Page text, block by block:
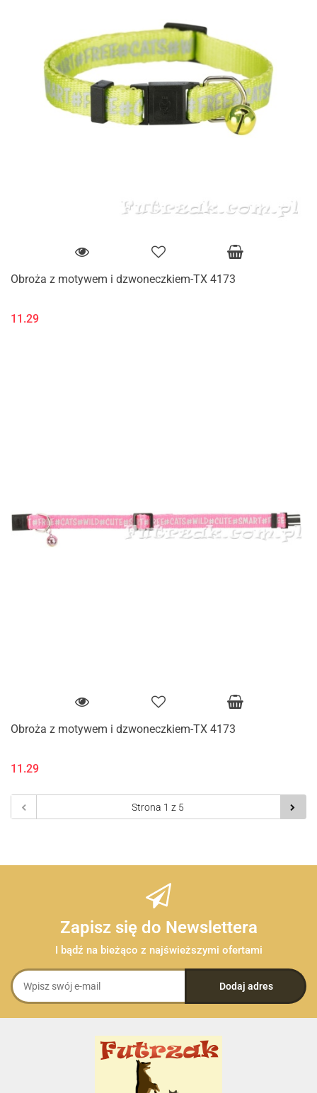
Obroża z motywem i dzwoneczkiem-TX 4173
11.29
Obroża z motywem i dzwoneczkiem-TX 4173
11.29
Zapisz się do Newslettera
I bądź na bieżąco z najświeższymi ofertami